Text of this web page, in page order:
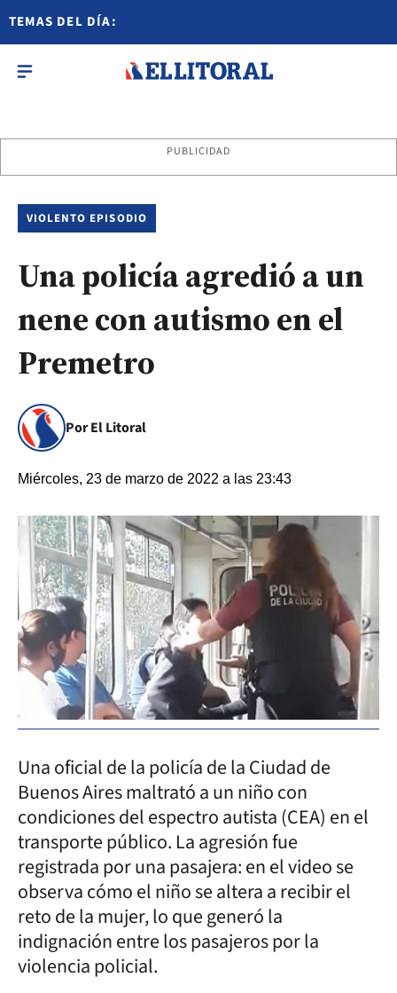
TEMAS DEL DÍA:
PUBLICIDAD
VIOLENTO EPISODIO
Una policía agredió a un
nene con autismo en el
Premetro
Por El Litoral
Miércoles, 23 de marzo de 2022 a las 23:43
Una oficial de la policía de la Ciudad de
Buenos Aires maltrató a un niño con
condiciones del espectro autista (CEA) en el
transporte público. La agresión fue
registrada por una pasajera: en el video se
observa cómo el niño se altera a recibir el
reto de la mujer, lo que generó la
indignación entre los pasajeros por la
violencia policial.